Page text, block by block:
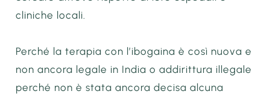
cliniche locali.
Perché la terapia con l’ibogaina è così nuova e
non ancora legale in India o addirittura illegale
perché non è stata ancora decisa alcuna